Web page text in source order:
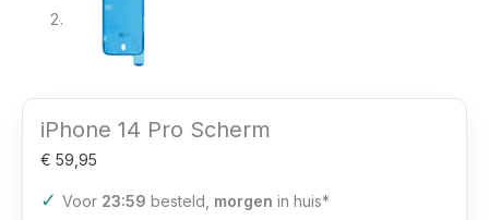
iPhone 14 Pro Scherm
€ 59,95
✓ Voor 23:59 besteld, morgen in huis*